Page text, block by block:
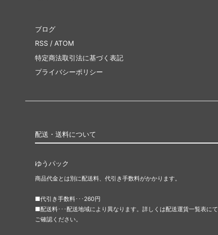
ブログ
RSS / ATOM
特定商法取引法に基づく表記
プライバシーポリシー
配送・送料について
ゆうパック
商品代金とは別に配送料、代引き手数料がかかります。
■代引き手数料･･･260円
■配送料･･･配送地域により異なります。詳しくは配送運賃一覧表にて
ご確認ください。